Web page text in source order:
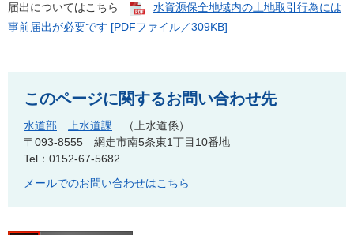
届出についてはこちら
水資源保全地域内の土地取引行為には
事前届出が必要です [PDFファイル／309KB]
このページに関するお問い合わせ先
水道部 上水道課
上水道係
〒093-8555
網走市南5条東1丁目10番地
Tel：0152-67-5682
メールでのお問い合わせはこちら